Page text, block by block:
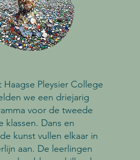
Haagse Pleysier College
we een driejarig
voor de tweede
klassen. Dans en
kunst vullen elkaar in
aan. De leerlingen